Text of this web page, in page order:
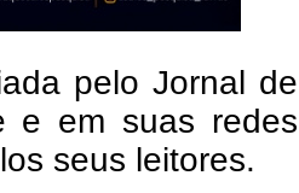
pelo Jornal de
e em suas redes
seus leitores.